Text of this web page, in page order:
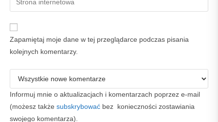
comment
address
comment
your
website
(optional)
Zapamiętaj moje dane w tej przeglądarce podczas pisania
kolejnych komentarzy.
Informuj mnie o aktualizacjach i komentarzach poprzez e-mail
(możesz także subskrybować bez konieczności zostawiania
swojego komentarza).